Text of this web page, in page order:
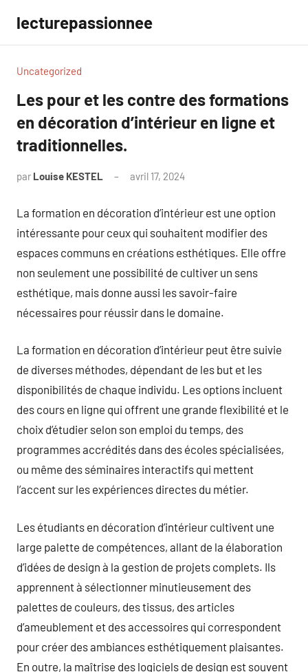
contenu
lecturepassionnee
Uncategorized
Les pour et les contre des formations
en décoration d’intérieur en ligne et
traditionnelles.
par Louise KESTEL avril 17, 2024
La formation en décoration d’intérieur est une option
intéressante pour ceux qui souhaitent modifier des
espaces communs en créations esthétiques. Elle offre
non seulement une possibilité de cultiver un sens
esthétique, mais donne aussi les savoir-faire
nécessaires pour réussir dans le domaine.
La formation en décoration d’intérieur peut être suivie
de diverses méthodes, dépendant de les but et les
disponibilités de chaque individu. Les options incluent
des cours en ligne qui offrent une grande flexibilité et le
choix d’étudier selon son emploi du temps, des
programmes accrédités dans des écoles spécialisées,
ou même des séminaires interactifs qui mettent
l’accent sur les expériences directes du métier.
Les étudiants en décoration d’intérieur cultivent une
large palette de compétences, allant de la élaboration
d’idées de design à la gestion de projets complets. Ils
apprennent à sélectionner minutieusement des
palettes de couleurs, des tissus, des articles
d’ameublement et des accessoires qui correspondent
pour créer des ambiances esthétiquement plaisantes.
En outre, la maîtrise des logiciels de design est souvent